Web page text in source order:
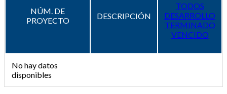
NÚM. DE
PROYECTO
DESCRIPCIÓN
TODOS
DESARROLLO
TERMINADO
VENCIDO
No hay datos
disponibles